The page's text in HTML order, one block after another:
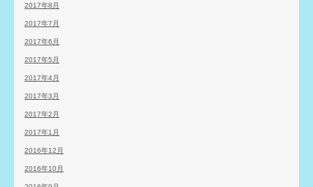
2017年8月
2017年7月
2017年6月
2017年5月
2017年4月
2017年3月
2017年2月
2017年1月
2016年12月
2016年10月